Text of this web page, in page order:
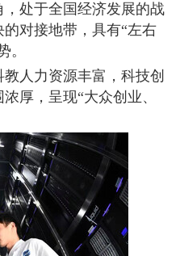
处于全国经济发展的战
对接地带，具有“左右
。
人力资源丰富，科技创
厚，呈现“大众创业、